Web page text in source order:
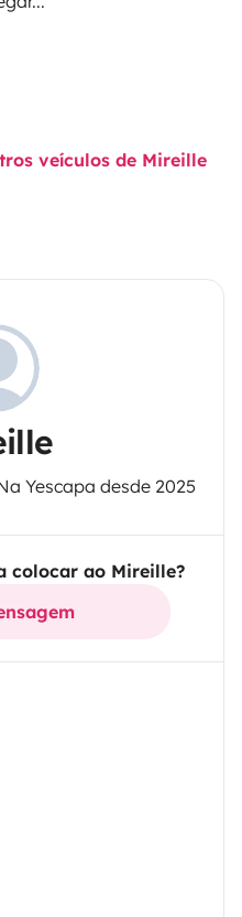
veículos de Mireille
Yescapa desde 2025
colocar ao Mireille?